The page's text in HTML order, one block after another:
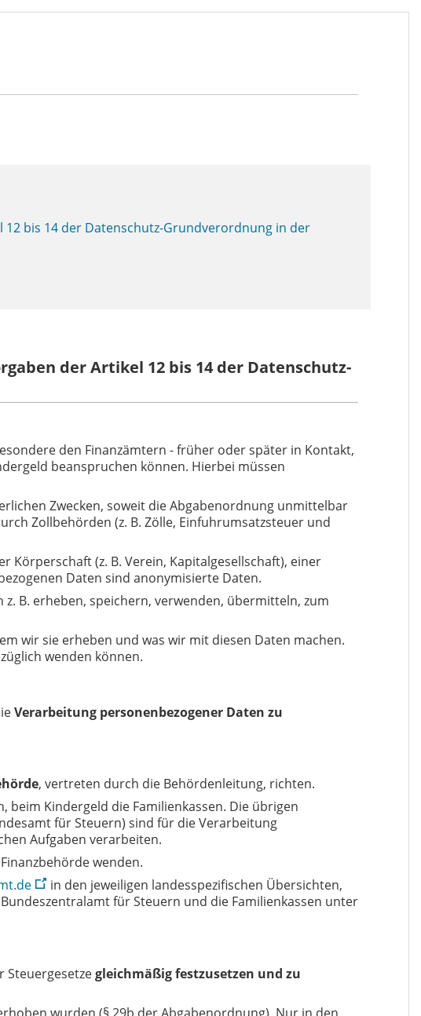
bis 14 der Datenschutz-Grundverordnung in der
der Artikel 12 bis 14 der Datenschutz-
den Finanzämtern - früher oder später in Kontakt,
beanspruchen können. Hierbei müssen
Zwecken, soweit die Abgabenordnung unmittelbar
Zollbehörden (z. B. Zölle, Einfuhrumsatzsteuer und
(z. B. Verein, Kapitalgesellschaft), einer
Daten sind anonymisierte Daten.
B. erheben, speichern, verwenden, übermitteln, zum
wir sie erheben und was wir mit diesen Daten machen.
wenden können.
Verarbeitung personenbezogener Daten zu
, vertreten durch die Behördenleitung, richten.
Kindergeld die Familienkassen. Die übrigen
für Steuern) sind für die Verarbeitung
Aufgaben verarbeiten.
wenden.
in den jeweiligen landesspezifischen Übersichten,
für Steuern und die Familienkassen unter
Steuergesetzegleichmäßig festzusetzen und zu